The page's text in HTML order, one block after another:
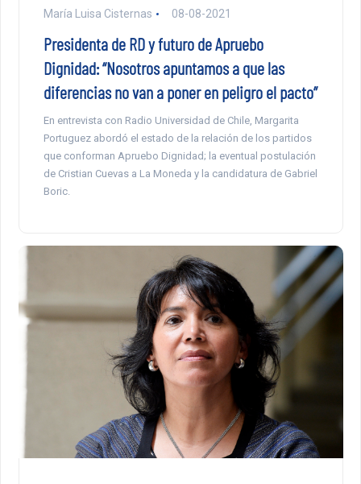
María Luisa Cisternas 08-08-2021
Presidenta de RD y futuro de Apruebo
Dignidad: “Nosotros apuntamos a que las
diferencias no van a poner en peligro el pacto”
En entrevista con Radio Universidad de Chile, Margarita
Portuguez abordó el estado de la relación de los partidos
que conforman Apruebo Dignidad; la eventual postulación
de Cristian Cuevas a La Moneda y la candidatura de Gabriel
Boric.